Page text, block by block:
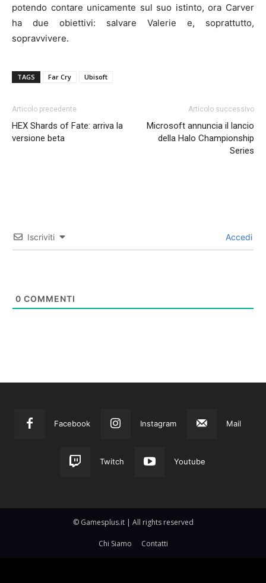
potendo contare unicamente sul suo istinto, ora Carver
ha due obiettivi: salvare Valerie e, soprattutto,
sopravvivere.
TAGS Far Cry Ubisoft
Articolo precedente
HEX Shards of Fate: arriva la
versione beta
Articolo successivo
Microsoft annuncia il lancio
della Halo Championship
Series
Iscriviti Accedi
0 COMMENTI
Facebook Instagram Mail
Twitch Youtube
© Gamesplus.it | All rights reserved
Chi Siamo Contatti